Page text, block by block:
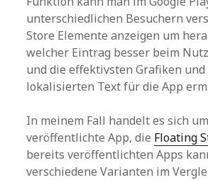
unterschiedlichen Besuchern
Store Elemente anzeigen um
welcher Eintrag besser beim
und die effektivsten Grafiken und
lokalisierten Text für die App
In meinem Fall handelt es sich
veröffentlichte App, die Floating
bereits veröffentlichten Apps
verschiedene Varianten im